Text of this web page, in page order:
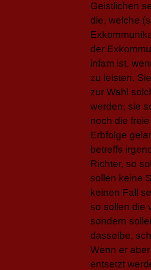
Geistlichen
die, welche
der
infam ist,
zu leisten.
zur Wahl
werden; sie
noch die
Erbfolge
betreffs
Richter, so
sollen keine
keinen Fall
so sollen die
sondern
dasselbe,
Wenn er
entsetzt